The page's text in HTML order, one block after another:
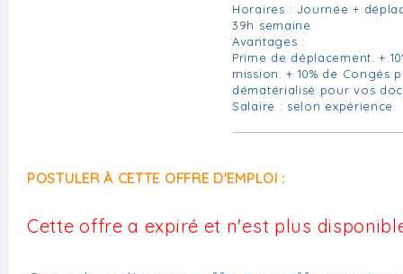
Horaires : Journée +
39h semaine
Avantages :
Prime de déplacement. +
mission. + 10% de Congés
dématérialisé pour vos
Salaire : selon expérience.
POSTULER À CETTE OFFRE D'EMPLOI :
Cette offre a expiré et n'est plus